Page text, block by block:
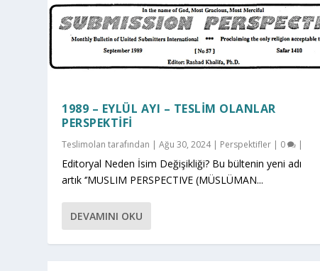
1989 – EYLÜL AYI – TESLIM OLANLAR
PERSPEKTIFI
Teslimolan tarafından |Ağu 30, 2024| Perspektifler | 0 |
Editoryal Neden İsim Değişikliği? Bu bültenin yeni adı
artık ‘’MUSLIM PERSPECTIVE (MÜSLÜMAN...
DEVAMINI OKU